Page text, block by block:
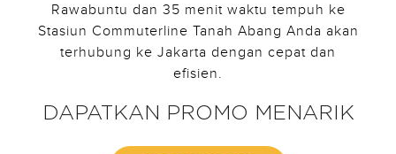
Rawabuntu dan 35 menit waktu tempuh ke
Stasiun Commuterline Tanah Abang Anda akan
terhubung ke Jakarta dengan cepat dan
efisien.
DAPATKAN PROMO MENARIK